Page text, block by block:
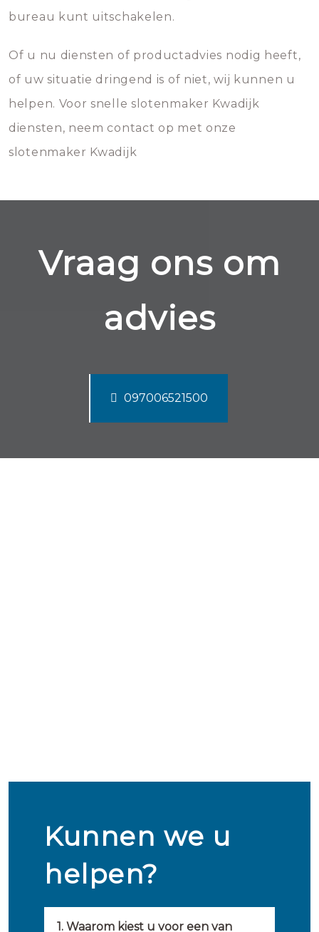
bureau kunt uitschakelen.
Of u nu diensten of productadvies nodig heeft,
of uw situatie dringend is of niet, wij kunnen u
helpen. Voor snelle slotenmaker Kwadijk
diensten, neem contact op met onze
slotenmaker Kwadijk
Vraag ons om
advies
097006521500
Kunnen we u
helpen?
1. Waarom kiest u voor een van